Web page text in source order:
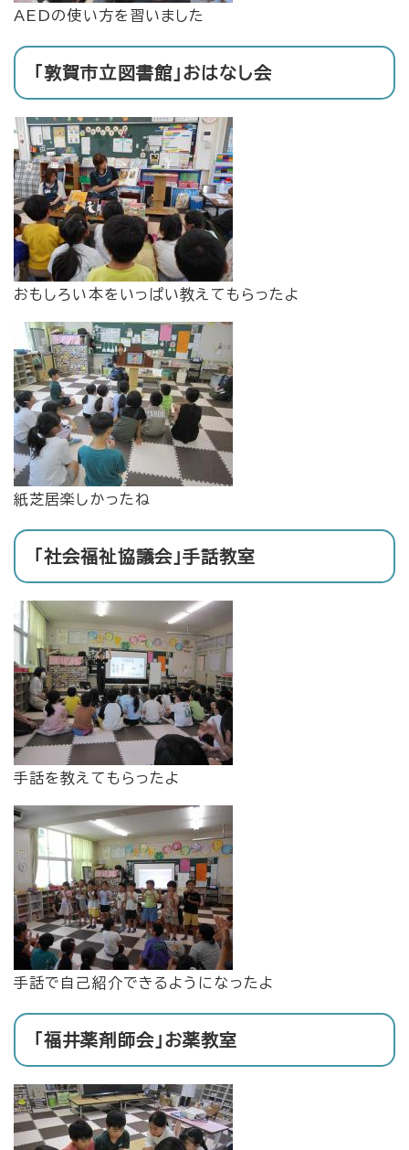
AEDの使い方を習いました
「敦賀市立図書館」おはなし会
おもしろい本をいっぱい教えてもらったよ
紙芝居楽しかったね
「社会福祉協議会」手話教室
手話を教えてもらったよ
手話で自己紹介できるようになったよ
「福井薬剤師会」お薬教室